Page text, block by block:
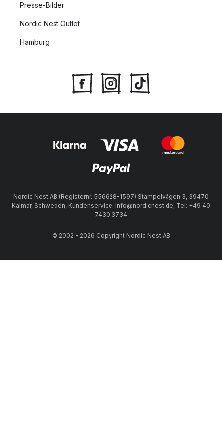
Presse-Bilder
Nordic Nest Outlet
Hamburg
Nordic Nest AB (Registernr. 556628-1597) Stämpelvägen 3, 39470
Kalmar, Schweden, Kundenservice: info@nordicnest.de, Tel: +49 40
7430 3734
© 2002 - 2026 Copyright Nordic Nest AB